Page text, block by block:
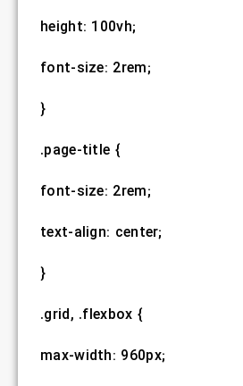
height: 100vh;
font-size: 2rem;
}
.page-title {
font-size: 2rem;
text-align: center;
}
.grid, .flexbox {
max-width: 960px;